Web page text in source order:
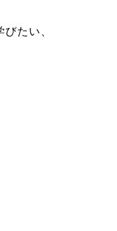
たい、